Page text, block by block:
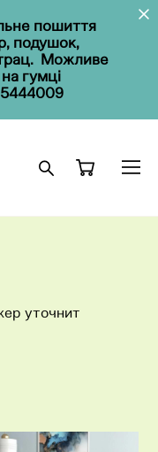
пошиття
подушок,
Можливе
гумці
уточнит